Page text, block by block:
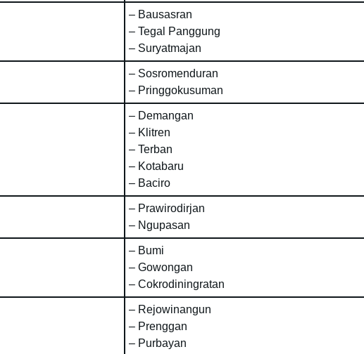
– Bausasran
– Tegal Panggung
– Suryatmajan
– Sosromenduran
– Pringgokusuman
– Demangan
– Klitren
– Terban
– Kotabaru
– Baciro
– Prawirodirjan
– Ngupasan
– Bumi
– Gowongan
– Cokrodiningratan
– Rejowinangun
– Prenggan
– Purbayan